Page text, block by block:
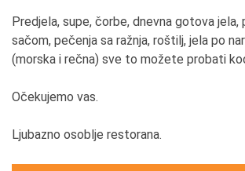
Predjela, supe, čorbe, dnevna gotova jela,
sačom, pečenja sa ražnja, roštilj, jela po
(morska i rečna) sve to možete probati
Očekujemo vas.
Ljubazno osoblje restorana.